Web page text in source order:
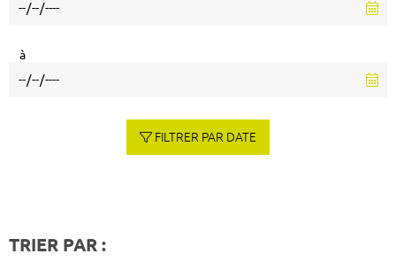
à
FILTRER PAR DATE
TRIER PAR :